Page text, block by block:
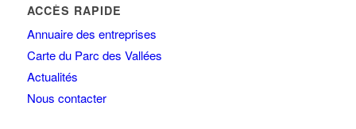
ACCÈS RAPIDE
Annuaire des entreprises
Carte du Parc des Vallées
Actualités
Nous contacter